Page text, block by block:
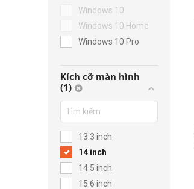
Intel Core i7 12th
Intel Core i7 13th
Intel Xeon W
Windows 10
Windows 10 Home
Windows 10 Pro
Kích cỡ màn hình
(1)
13.3 inch
14 inch
14.5 inch
15.6 inch